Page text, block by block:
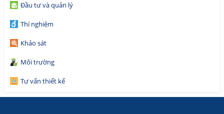
Đầu tư và quản lý
Thí nghiệm
Khảo sát
Môi trường
Tư vấn thiết kế